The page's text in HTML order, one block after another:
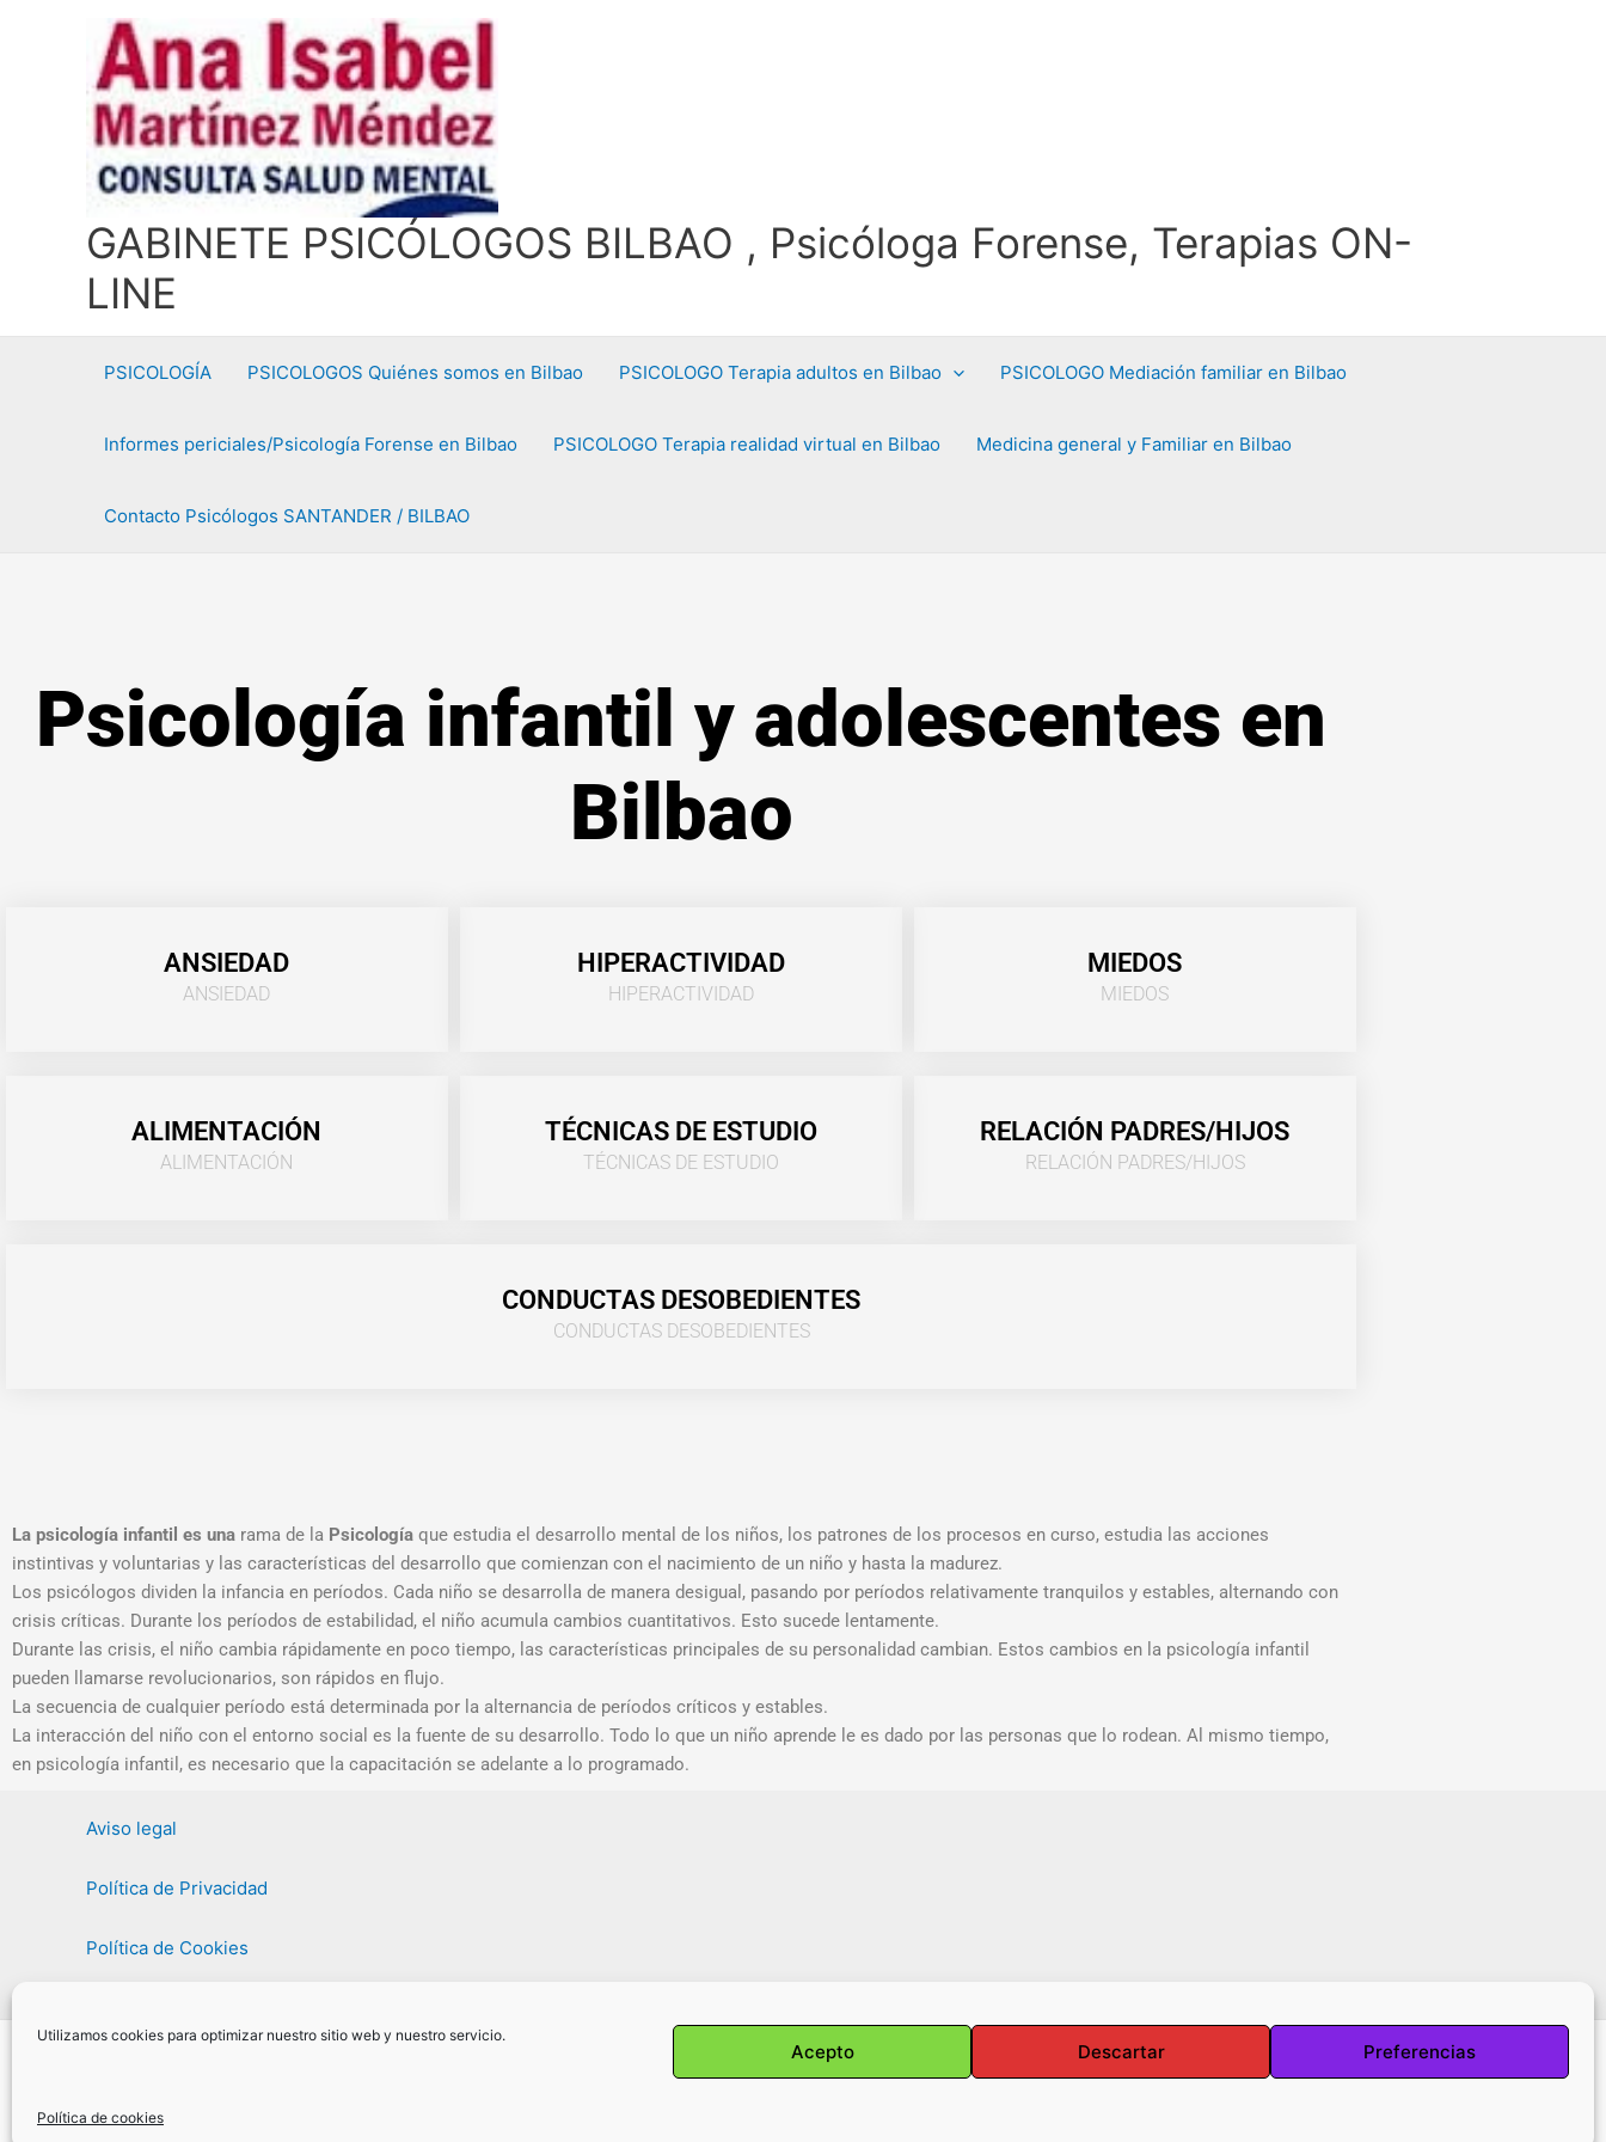
Utilizamos cookies para optimizar nuestro sitio web y nuestro servicio.
Acepto Descartar Preferencias
Política de cookies
GABINETE PSICÓLOGOS BILBAO , Psicóloga Forense, Terapias ON-
LINE
PSICOLOGÍA PSICOLOGOS Quiénes somos en Bilbao PSICOLOGO Terapia adultos en Bilbao PSICOLOGO Mediación familiar en Bilbao
Informes periciales/Psicología Forense en Bilbao PSICOLOGO Terapia realidad virtual en Bilbao Medicina general y Familiar en Bilbao
Contacto Psicólogos SANTANDER / BILBAO
Psicología infantil y adolescentes en
Bilbao
ANSIEDAD
ANSIEDAD
HIPERACTIVIDAD
HIPERACTIVIDAD
MIEDOS
MIEDOS
ALIMENTACIÓN
ALIMENTACIÓN
TÉCNICAS DE ESTUDIO
TÉCNICAS DE ESTUDIO
RELACIÓN PADRES/HIJOS
RELACIÓN PADRES/HIJOS
CONDUCTAS DESOBEDIENTES
CONDUCTAS DESOBEDIENTES
La psicología infantil es una rama de la Psicología que estudia el desarrollo mental de los niños, los patrones de los procesos en curso, estudia las acciones
instintivas y voluntarias y las características del desarrollo que comienzan con el nacimiento de un niño y hasta la madurez.
Los psicólogos dividen la infancia en períodos. Cada niño se desarrolla de manera desigual, pasando por períodos relativamente tranquilos y estables, alternando con
crisis críticas. Durante los períodos de estabilidad, el niño acumula cambios cuantitativos. Esto sucede lentamente.
Durante las crisis, el niño cambia rápidamente en poco tiempo, las características principales de su personalidad cambian. Estos cambios en la psicología infantil
pueden llamarse revolucionarios, son rápidos en flujo.
La secuencia de cualquier período está determinada por la alternancia de períodos críticos y estables.
La interacción del niño con el entorno social es la fuente de su desarrollo. Todo lo que un niño aprende le es dado por las personas que lo rodean. Al mismo tiempo,
en psicología infantil, es necesario que la capacitación se adelante a lo programado.
Aviso legal
Política de Privacidad
Política de Cookies
Copyright © Ana Isabel Martínez Méndez